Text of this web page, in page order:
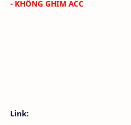
- KHÔNG GHIM ACC
Link: